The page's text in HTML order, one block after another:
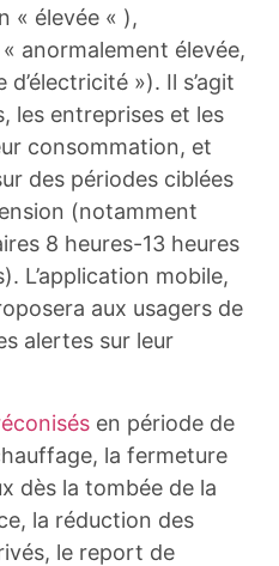
« élevée « ),
anormalement élevée,
»). Il s’agit
les entreprises et les
consommation, et
des périodes ciblées
(notamment
8 heures-13 heures
L’application mobile,
aux usagers de
alertes sur leur
en période de
la fermeture
dès la tombée de la
la réduction des
le report de